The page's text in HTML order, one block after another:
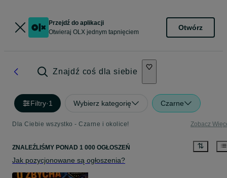
Przejdź do aplikacji
Otwieraj OLX jednym tapnięciem
Otwórz
Znajdź coś dla siebie
Filtry·1 Wybierz kategorię Czarne
Dla Ciebie wszystko - Czarne i okolice! Zobacz
ZNALEŹLIŚMY PONAD 1 000 OGŁOSZEŃ
Jak pozycjonowane są ogłoszenia?